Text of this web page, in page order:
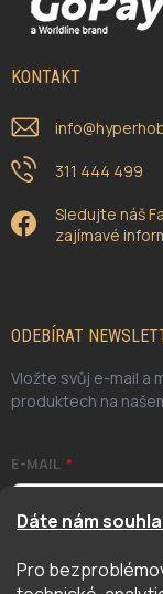
Dáte nám
Pro
KONTAKT
info@
311 444 499
Sledujte náš
zajímavé
ODEBÍRAT
Vložte svůj e-mail a
produktech na
E-MAIL
Odesláním